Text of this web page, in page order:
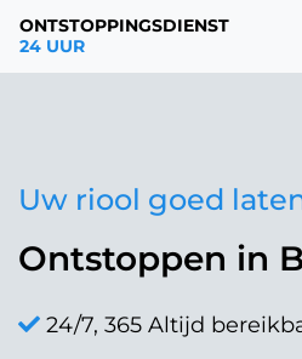
ONTSTOPPINGSDIENST
24 UUR
Uw riool goed
Ontstoppen in
24/7, 365 Altijd